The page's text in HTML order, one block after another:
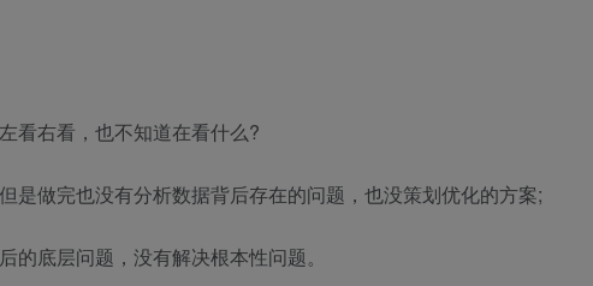
看右看，也不知道在看什么?
是做完也没有分析数据背后存在的问题，也没策划优化的方案;
底层问题，没有解决根本性问题。